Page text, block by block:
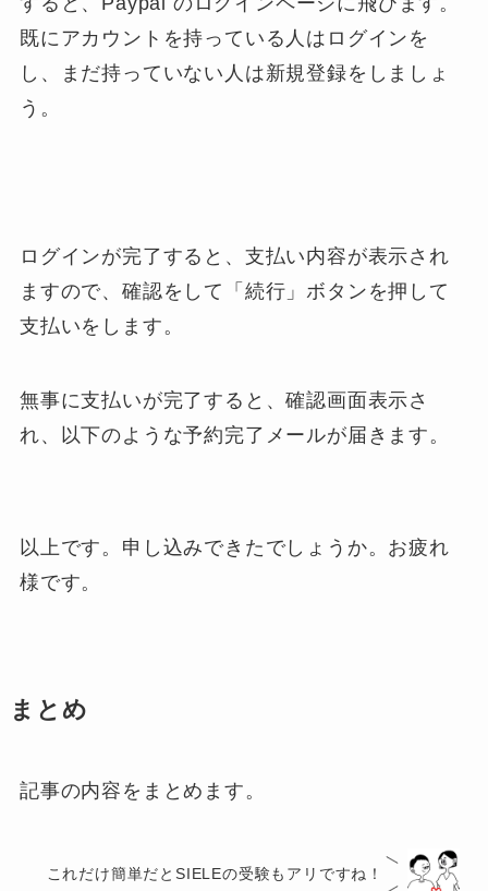
既にアカウントを持っている人はログインを
し、まだ持っていない人は新規登録をしましょ
う。
ログインが完了すると、支払い内容が表示され
ますので、確認をして「続行」ボタンを押して
支払いをします。
無事に支払いが完了すると、確認画面表示さ
れ、以下のような予約完了メールが届きます。
以上です。申し込みできたでしょうか。お疲れ
様です。
まとめ
記事の内容をまとめます。
これだけ簡単だとSIELEの受験もアリですね！